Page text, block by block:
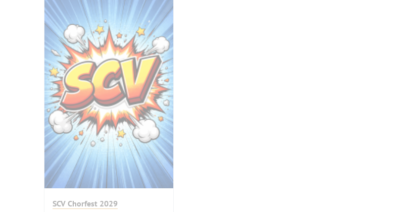
SCV Chorfest 2029